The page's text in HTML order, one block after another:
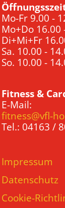
Mo-Fr 9.00 -
Mo+Do 16.00
Di+Mi+Fr
Sa. 10.00 -
So. 10.00 -
Fitness &
E-Mail:
fitness@vfl-
Tel.: 04163 /
Impressum
Datenschutz
Cookie-